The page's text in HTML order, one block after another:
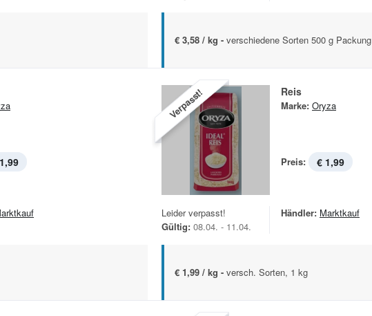
€ 3,58 / kg - verschiedene Sorten 500 g Packung
Verpasst! Reis
Marke: Oryza
Preis: € 1,99
Leider verpasst!
Gültig: 08.04. - 11.04.
Händler: Marktkauf
€ 1,99 / kg - versch. Sorten, 1 kg